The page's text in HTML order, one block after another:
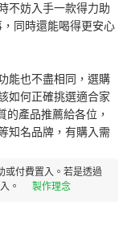
不妨入手一款得力助
同時還能喝得更安心
能也不盡相同，選購
如何正確挑選適合家
的產品推薦給各位，
知名品牌，有購入需
或付費置入。若是透過
。
製作理念